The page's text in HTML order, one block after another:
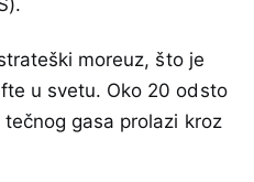
moreuz, što je
u svetu. Oko 20 odsto
gasa prolazi kroz